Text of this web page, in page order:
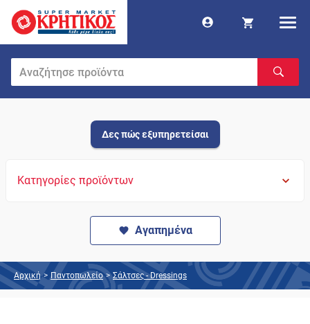
Δες πώς εξυπηρετείσαι
Κατηγορίες προϊόντων
Αγαπημένα
Αρχική > Παντοπωλείο > Σάλτσες - Dressings